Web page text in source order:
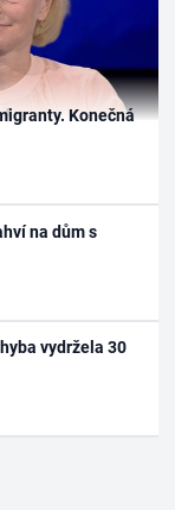
Konečná
na dům s
vydržela 30